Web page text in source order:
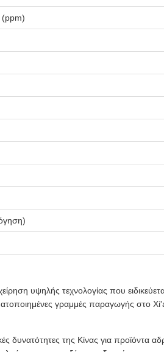
(ppm)
υψηλής τεχνολογίας που
γραμμές παραγωγής στο
δυνατότητες της Κίνας για προϊόντα